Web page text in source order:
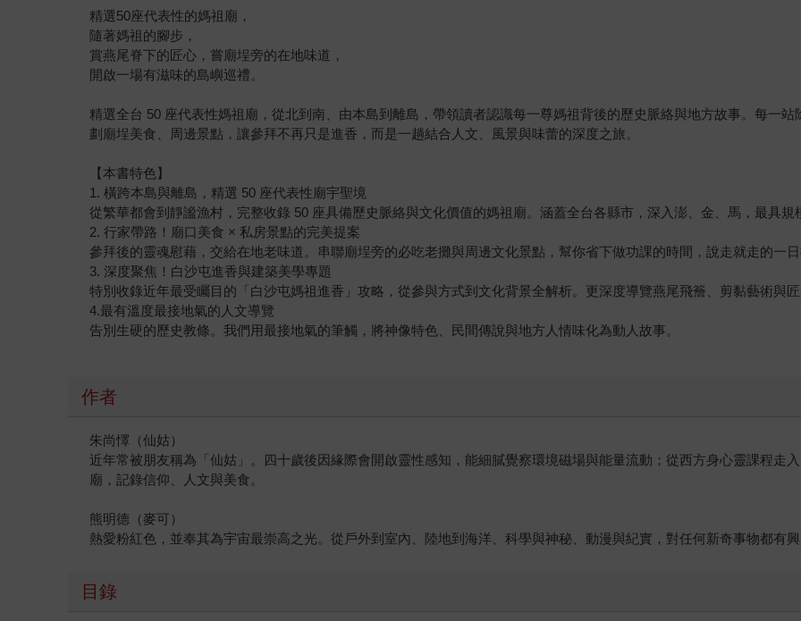
精選50座代表性的媽祖廟，
隨著媽祖的腳步，
賞燕尾脊下的匠心，嘗廟埕旁的在地味道，
開啟一場有滋味的島嶼巡禮。
精選全台 50 座代表性媽祖廟，從北到南、由本島到離島，帶領讀者認識每一尊媽祖背後的歷史脈絡與地方故事。每一
劃廟埕美食、周邊景點，讓參拜不再只是進香，而是一趟結合人文、風景與味蕾的深度之旅。
【本書特色】
1. 橫跨本島與離島，精選 50 座代表性廟宇聖境
從繁華都會到靜謐漁村，完整收錄 50 座具備歷史脈絡與文化價值的媽祖廟。涵蓋全台各縣市，深入澎、金、馬，最具規
2. 行家帶路！廟口美食 × 私房景點的完美提案
參拜後的靈魂慰藉，交給在地老味道。串聯廟埕旁的必吃老攤與周邊文化景點，幫你省下做功課的時間，說走就走的一
3. 深度聚焦！白沙屯進香與建築美學專題
特別收錄近年最受矚目的「白沙屯媽祖進香」攻略，從參與方式到文化背景全解析。更深度導覽燕尾飛簷、剪黏藝術與
4.最有溫度最接地氣的人文導覽
告別生硬的歷史教條。我們用最接地氣的筆觸，將神像特色、民間傳說與地方人情味化為動人故事。
作者
朱尚懌（仙姑）
近年常被朋友稱為「仙姑」。四十歲後因緣際會開啟靈性感知，能細膩覺察環境磁場與能量流動；從西方身心靈課程走
廟，記錄信仰、人文與美食。
熊明德（麥可）
熱愛粉紅色，並奉其為宇宙最崇高之光。從戶外到室內、陸地到海洋、科學與神秘、動漫與紀實，對任何新奇事物都有
目錄